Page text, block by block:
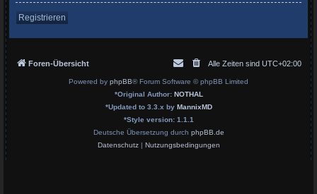
Registrieren
Foren-Übersicht Alle Zeiten sind UTC+02:00
Powered by phpBB® Forum Software © phpBB Limited
*Original Author: NOTHAL
*Updated to 3.3.x by MannixMD
*Style version: 1.1.1
Deutsche Übersetzung durch phpBB.de
Datenschutz| Nutzungsbedingungen